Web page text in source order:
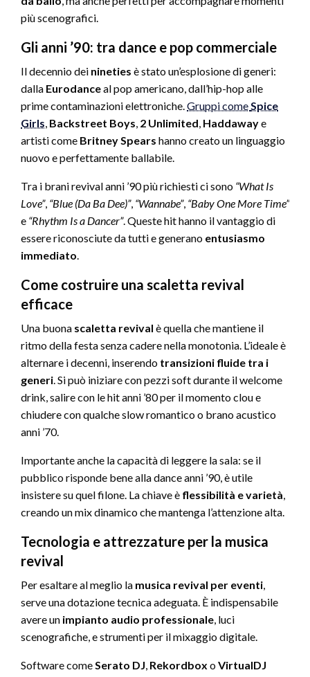
più scenografici.
Gli anni ’90: tra dance e pop commerciale
Il decennio dei nineties è stato un’esplosione di generi:
dalla Eurodanceal pop americano, dall’hip-hop alle
prime contaminazioni elettroniche.Gruppi comeSpice
Girls, Backstreet Boys, 2 Unlimited, Haddawaye
artisti come Britney Spears hanno creato un linguaggio
nuovo e perfettamente ballabile.
Tra i brani revival anni ’90 più richiesti ci sono “What Is
Love”, “Blue (Da Ba Dee)”, “Wannabe”, “Baby One More Time”
e “Rhythm Is a Dancer”. Queste hit hanno il vantaggio di
essere riconosciute da tutti e generano entusiasmo
immediato.
Come costruire una scaletta revival
efficace
Una buona scaletta revival è quella che mantiene il
ritmo della festa senza cadere nella monotonia. L’ideale è
alternare i decenni, inserendo transizioni fluide tra i
generi. Si può iniziare con pezzi soft durante il welcome
drink, salire con le hit anni ’80 per il momento clou e
chiudere con qualche slow romantico o brano acustico
anni ’70.
Importante anche la capacità di leggere la sala: se il
pubblico risponde bene alla dance anni ’90, è utile
insistere su quel filone. La chiave è flessibilità e varietà,
creando un mix dinamico che mantenga l’attenzione alta.
Tecnologia e attrezzature per la musica
revival
Per esaltare al meglio la musica revival per eventi,
serve una dotazione tecnica adeguata. È indispensabile
avere un impianto audio professionale, luci
scenografiche, e strumenti per il mixaggio digitale.
Software comeSerato DJ, Rekordbox oVirtualDJ